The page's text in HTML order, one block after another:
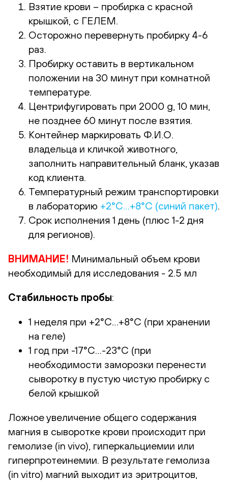
Взятие крови – пробирка с красной
крышкой, с ГЕЛЕМ.
Осторожно перевернуть пробирку 4-6
раз.
Пробирку оставить в вертикальном
положении на 30 минут при комнатной
температуре.
Центрифугировать при 2000 g, 10 мин,
не позднее 60 минут после взятия.
Контейнер маркировать Ф.И.О.
владельца и кличкой животного,
заполнить направительный бланк, указав
код клиента.
Температурный режим транспортировки
в лабораторию +2°С…+8°С (синий пакет).
Срок исполнения 1 день (плюс 1-2 дня
для регионов).
ВНИМАНИЕ! Минимальный объем крови
необходимый для исследования - 2.5 мл
Стабильность пробы:
1 неделя при +2°С…+8°С (при хранении
на геле)
1 год при -17°С…-23°С (при
необходимости заморозки перенести
сыворотку в пустую чистую пробирку с
белой крышкой
Ложное увеличение общего содержания
магния в сыворотке крови происходит при
гемолизе (in vivo), гиперкальциемии или
гиперпротеинемии. В результате гемолиза
(in vitro) магний выходит из эритроцитов,